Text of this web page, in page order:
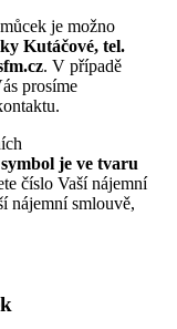
je možno
Kutáčové, tel.
. V případě
prosíme
je ve tvaru
číslo Vaší nájemní
nájemní smlouvě,